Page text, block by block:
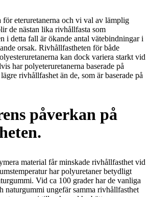
för eteruretanerna och vi val av lämplig
de nästan lika rivhållfasta som
i detta fall är ökande antal vätebindningar i
orsak. Rivhållfastheten för både
kan dock variera starkt vid
har polyeteruretanerna baserade på
rivhållfashet än de, som är baserade på
påverkan på
material får minskade rivhållfasthet vid
har polyuretaner betydligt
Vid ca 100 grader har de vanliga
naturgummi ungefär samma rivhållfasthet